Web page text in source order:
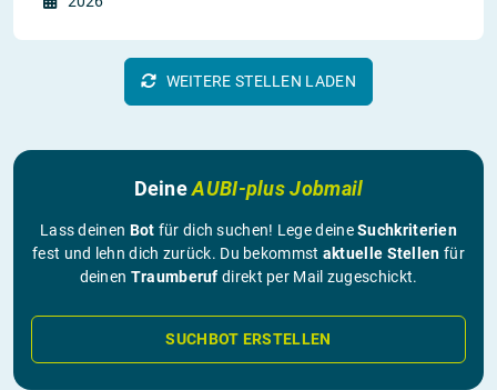
WEITERE STELLEN LADEN
DeineAUBI-plus Jobmail
Lass deinen Bot für dich suchen! Lege deineSuchkriterien
fest und lehn dich zurück. Du bekommst aktuelle Stellen für
deinen Traumberuf direkt per Mail zugeschickt.
SUCHBOT ERSTELLEN